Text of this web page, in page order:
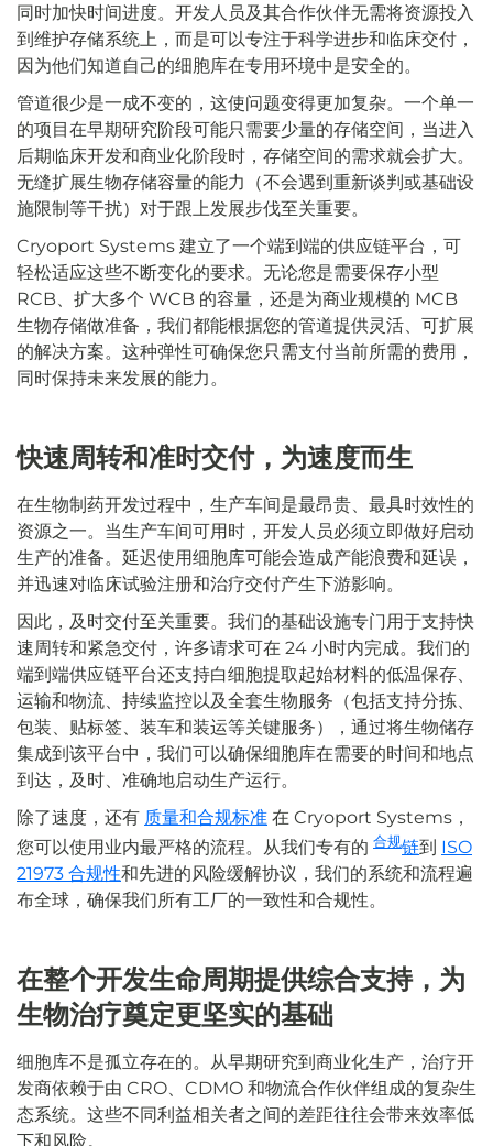
同时加快时间进度。开发人员及其合作伙伴无需将资源投入
到维护存储系统上，而是可以专注于科学进步和临床交付，
因为他们知道自己的细胞库在专用环境中是安全的。
管道很少是一成不变的，这使问题变得更加复杂。一个单一
的项目在早期研究阶段可能只需要少量的存储空间，当进入
后期临床开发和商业化阶段时，存储空间的需求就会扩大。
无缝扩展生物存储容量的能力（不会遇到重新谈判或基础设
施限制等干扰）对于跟上发展步伐至关重要。
Cryoport Systems 建立了一个端到端的供应链平台，可
轻松适应这些不断变化的要求。无论您是需要保存小型
RCB、扩大多个 WCB 的容量，还是为商业规模的 MCB
生物存储做准备，我们都能根据您的管道提供灵活、可扩展
的解决方案。这种弹性可确保您只需支付当前所需的费用，
同时保持未来发展的能力。
快速周转和准时交付，为速度而生
在生物制药开发过程中，生产车间是最昂贵、最具时效性的
资源之一。当生产车间可用时，开发人员必须立即做好启动
生产的准备。延迟使用细胞库可能会造成产能浪费和延误，
并迅速对临床试验注册和治疗交付产生下游影响。
因此，及时交付至关重要。我们的基础设施专门用于支持快
速周转和紧急交付，许多请求可在 24 小时内完成。我们的
端到端供应链平台还支持白细胞提取起始材料的低温保存、
运输和物流、持续监控以及全套生物服务（包括支持分拣、
包装、贴标签、装车和装运等关键服务），通过将生物储存
集成到该平台中，我们可以确保细胞库在需要的时间和地点
到达，及时、准确地启动生产运行。
除了速度，还有 质量和合规标准 在 Cryoport Systems，
您可以使用业内最严格的流程。从我们专有的 合规链到 ISO
21973 合规性和先进的风险缓解协议，我们的系统和流程遍
布全球，确保我们所有工厂的一致性和合规性。
在整个开发生命周期提供综合支持，为
生物治疗奠定更坚实的基础
细胞库不是孤立存在的。从早期研究到商业化生产，治疗开
发商依赖于由 CRO、CDMO 和物流合作伙伴组成的复杂生
态系统。这些不同利益相关者之间的差距往往会带来效率低
下和风险。